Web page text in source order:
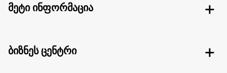
მეტი ინფორმაცია
ბიზნეს ცენტრი